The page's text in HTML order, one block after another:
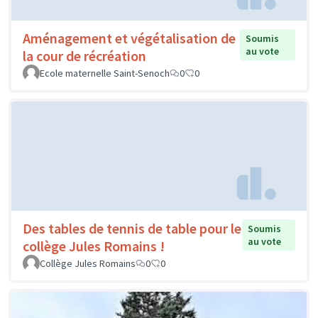
Aménagement et végétalisation de
la cour de récréation
Soumis
au vote
Ecole maternelle Saint-Senoch
0 0
Des tables de tennis de table pour le
collège Jules Romains !
Soumis
au vote
Collège Jules Romains
0 0